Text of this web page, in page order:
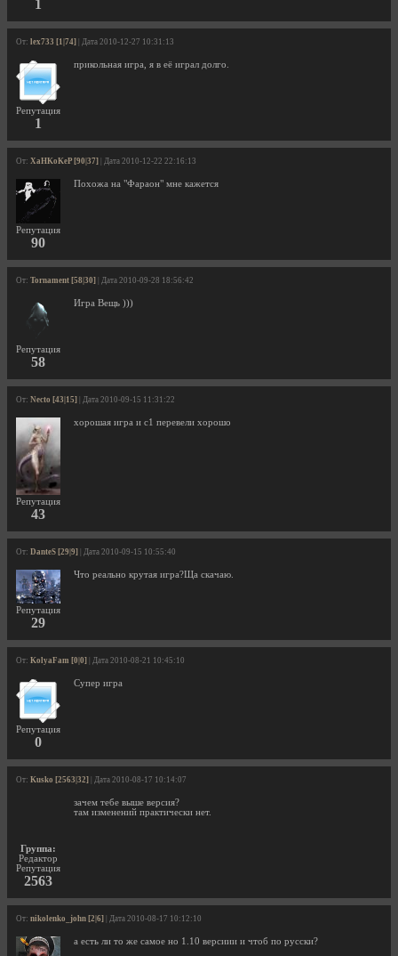
1
От: lex733 [1|74] | Дата 2010-12-27 10:31:13
Репутация
1
прикольная игра, я в её играл долго.
От: XaHKoKeP [90|37] | Дата 2010-12-22 22:16:13
Репутация
90
Похожа на "Фараон" мне кажется
От: Tornament [58|30] | Дата 2010-09-28 18:56:42
Репутация
58
Игра Вещь )))
От: Necto [43|15] | Дата 2010-09-15 11:31:22
Репутация
43
хорошая игра и с1 перевели хорошо
От: DanteS [29|9] | Дата 2010-09-15 10:55:40
Репутация
29
Что реально крутая игра?Ща скачаю.
От: KolyaFam [0|0] | Дата 2010-08-21 10:45:10
Репутация
0
Супер игра
От: Kusko [2563|32] | Дата 2010-08-17 10:14:07
Группа:
Редактор
Репутация
2563
зачем тебе выше версия?
там изменений практически нет.
От: nikolenko_john [2|6] | Дата 2010-08-17 10:12:10
а есть ли то же самое но 1.10 версиии и чтоб по русски?